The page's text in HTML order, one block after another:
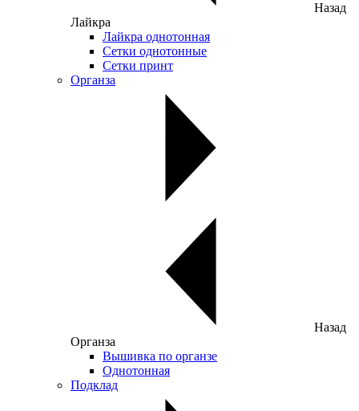
Назад
Лайкра
Лайкра однотонная
Сетки однотонные
Сетки принт
Органза
Назад
Органза
Вышивка по органзе
Однотонная
Подклад